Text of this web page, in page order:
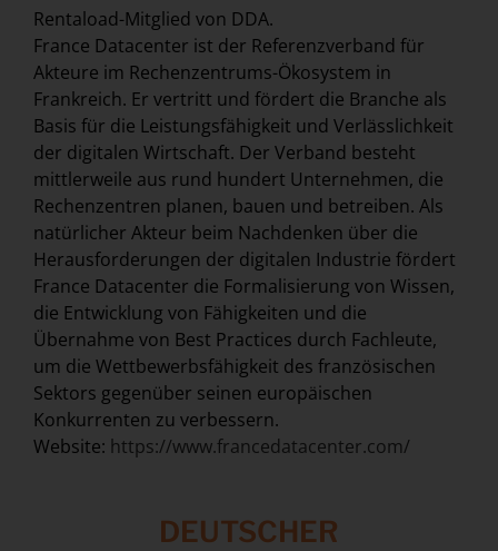
Rentaload-Mitglied von DDA.
France Datacenter ist der Referenzverband für
Akteure im Rechenzentrums-Ökosystem in
Frankreich. Er vertritt und fördert die Branche als
Basis für die Leistungsfähigkeit und Verlässlichkeit
der digitalen Wirtschaft. Der Verband besteht
mittlerweile aus rund hundert Unternehmen, die
Rechenzentren planen, bauen und betreiben. Als
natürlicher Akteur beim Nachdenken über die
Herausforderungen der digitalen Industrie fördert
France Datacenter die Formalisierung von Wissen,
die Entwicklung von Fähigkeiten und die
Übernahme von Best Practices durch Fachleute,
um die Wettbewerbsfähigkeit des französischen
Sektors gegenüber seinen europäischen
Konkurrenten zu verbessern.
Website: https://www.francedatacenter.com/
DEUTSCHER